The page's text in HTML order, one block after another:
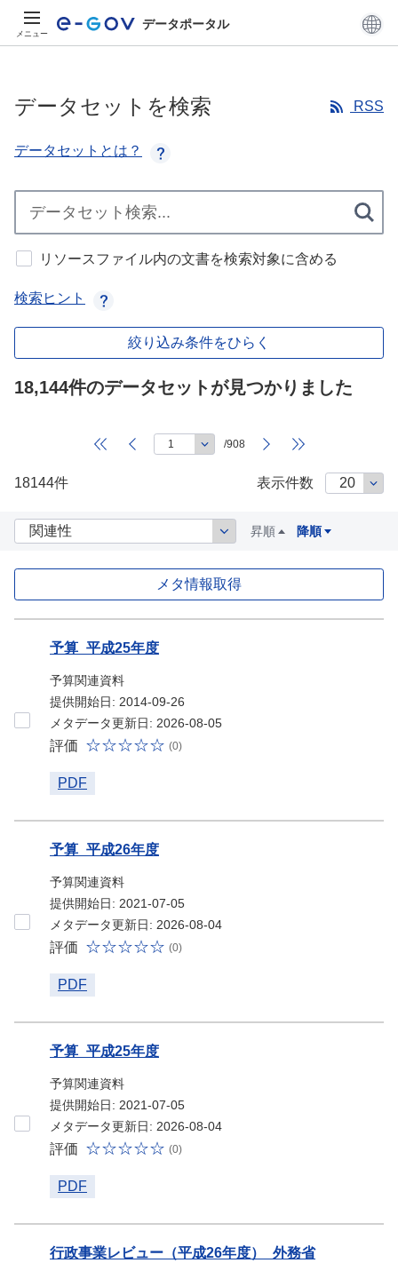
メニュー
データポータル
データセットを検索 RSS
データセットとは？
リソースファイル内の文書を検索対象に含める
検索ヒント
絞り込み条件をひらく
18,144件のデータセットが見つかりました
18144件 表示件数
/908
昇順 降順
メタ情報取得
予算_平成25年度
予算関連資料
提供開始日: 2014-09-26
メタデータ更新日: 2026-08-05
評価 (0)
PDF
予算_平成26年度
予算関連資料
提供開始日: 2021-07-05
メタデータ更新日: 2026-08-04
評価 (0)
PDF
予算_平成25年度
予算関連資料
提供開始日: 2021-07-05
メタデータ更新日: 2026-08-04
評価 (0)
PDF
行政事業レビュー（平成26年度）_外務省